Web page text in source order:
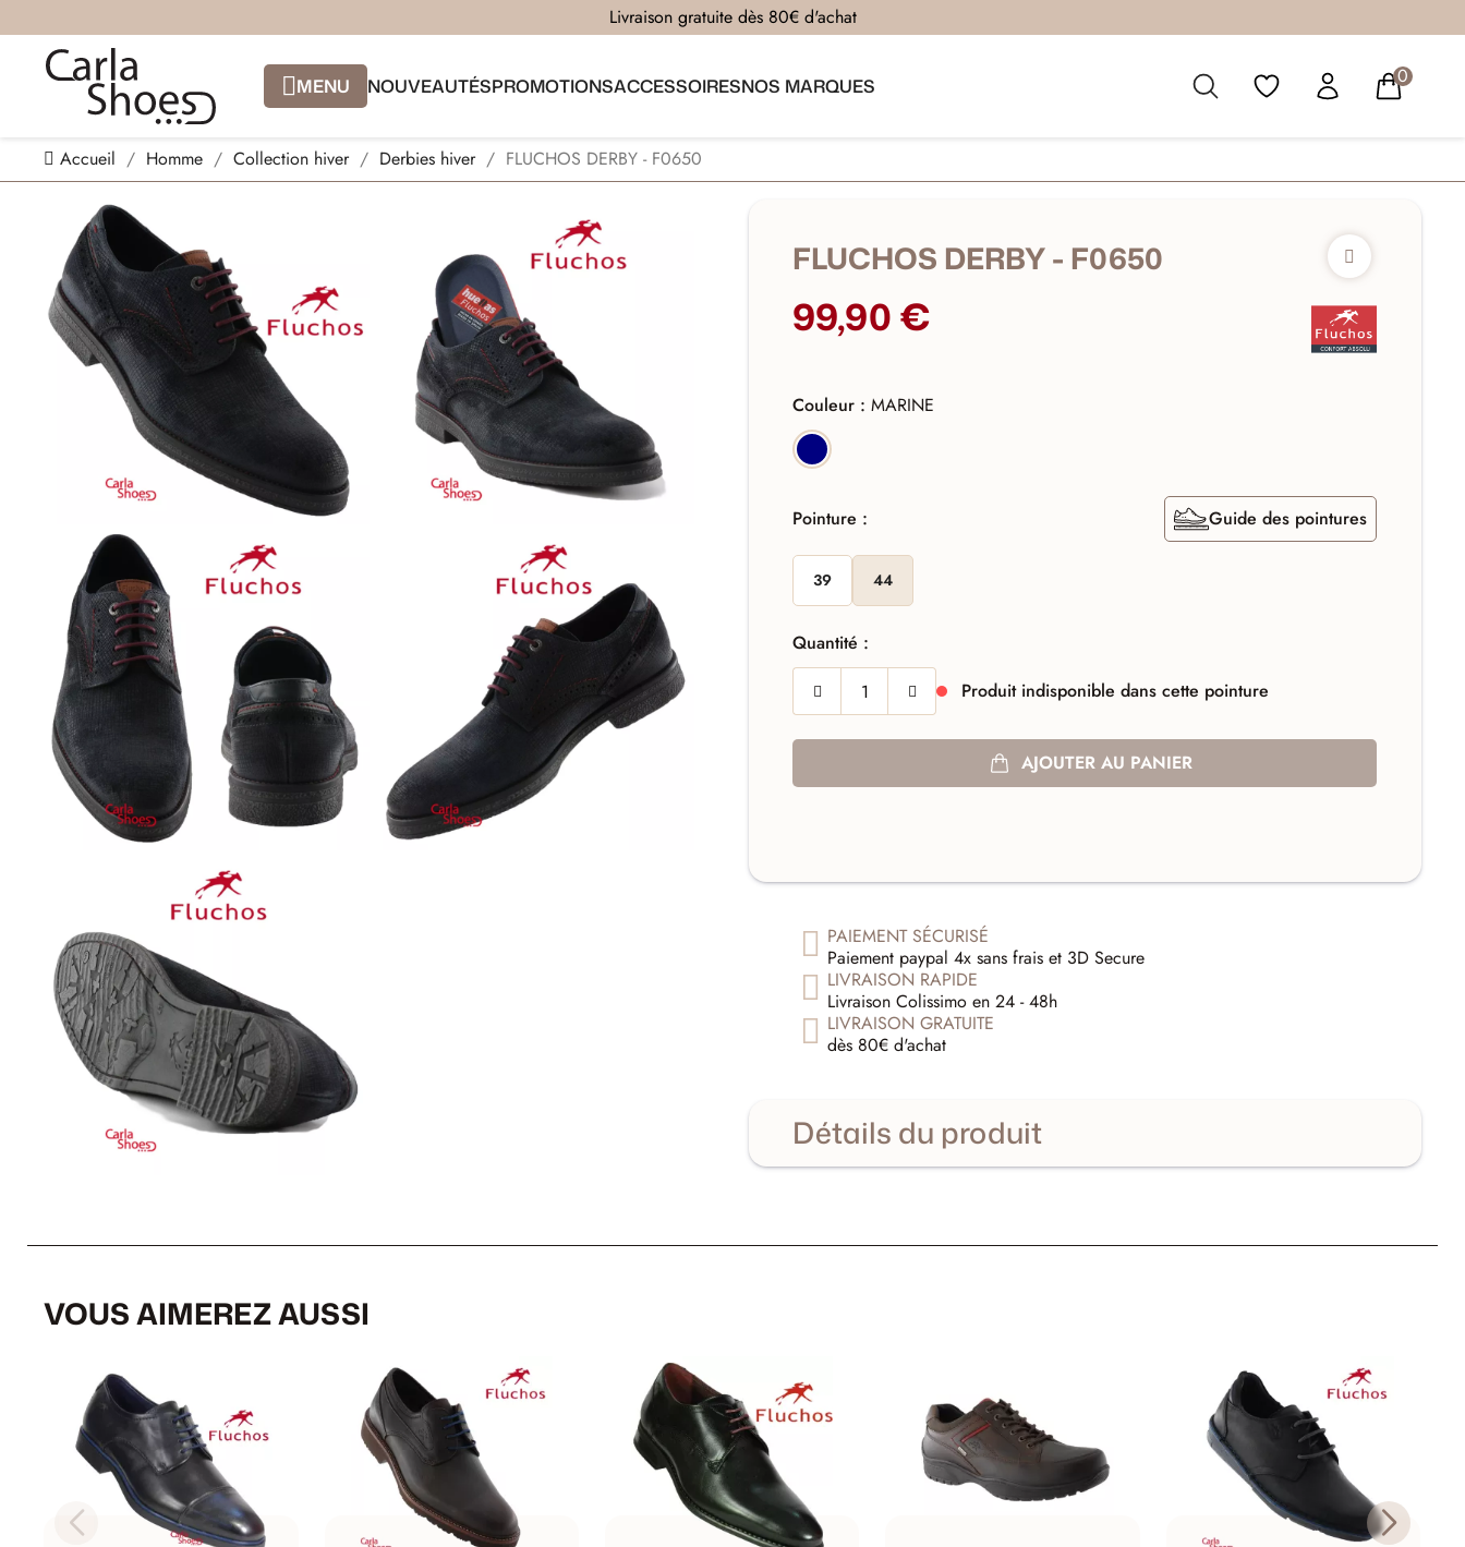
Livraison gratuite dès 80€ d'achat
MENU NOUVEAUTÉSPROMOTIONSACCESSOIRESNOS MARQUES 0
Accueil Homme Collection hiver Derbies hiver FLUCHOS DERBY - F0650
FLUCHOS DERBY - F0650
99,90 €
Couleur :MARINE
MARINE
Pointure : Guide des pointures
39 44
Quantité :
Produit indisponible dans cette pointure
AJOUTER AU PANIER
PAIEMENT SÉCURISÉ
Paiement paypal 4x sans frais et 3D Secure
LIVRAISON RAPIDE
Livraison Colissimo en 24 - 48h
LIVRAISON GRATUITE
dès 80€ d'achat
Détails du produit
VOUS AIMEREZ AUSSI